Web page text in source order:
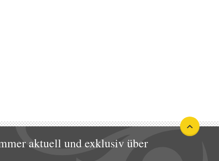
aktuell und exklusiv über